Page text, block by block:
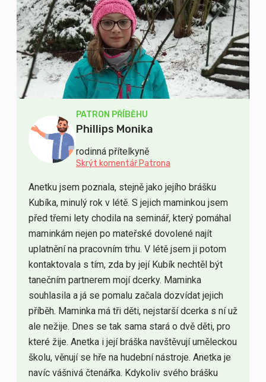
PATRON PŘÍBĚHU
Phillips Monika
rodinná přítelkyně
Skrýt komentář Patrona
Anetku jsem poznala, stejně jako jejího brášku
Kubíka, minulý rok v létě. S jejich maminkou jsem
před třemi lety chodila na seminář, který pomáhal
maminkám nejen po mateřské dovolené najít
uplatnění na pracovním trhu. V létě jsem ji potom
kontaktovala s tím, zda by její Kubík nechtěl být
tanečním partnerem mojí dcerky. Maminka
souhlasila a já se pomalu začala dozvídat jejich
příběh. Maminka má tři děti, nejstarší dcerka s ní už
ale nežije. Dnes se tak sama stará o dvě děti, pro
které žije. Anetka i její bráška navštěvují uměleckou
školu, věnují se hře na hudební nástroje. Anetka je
navíc vášnivá čtenářka. Kdykoliv svého brášku